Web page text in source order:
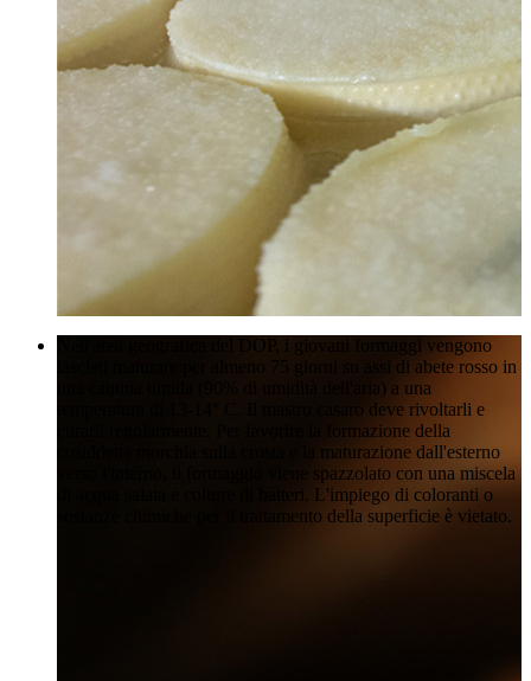
Nell'area geografica del DOP, i giovani formaggi vengono
lasciati maturare per almeno 75 giorni su assi di abete rosso in
una cantina umida (90% di umidità dell'aria) a una
temperatura di 13-14° C. Il mastro casaro deve rivoltarli e
curarli regolarmente. Per favorire la formazione della
cosiddetta morchia sulla crosta e la maturazione dall'esterno
verso l'interno, il formaggio viene spazzolato con una miscela
di acqua salata e colture di batteri. L'impiego di coloranti o
sostanze chimiche per il trattamento della superficie è vietato.